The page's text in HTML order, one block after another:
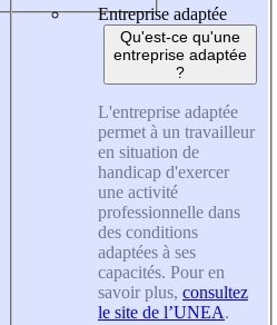
Entreprise adaptée
Qu'est-ce qu'une
entreprise adaptée
?
L'entreprise adaptée
permet à un travailleur
en situation de
handicap d'exercer
une activité
professionnelle dans
des conditions
adaptées à ses
capacités. Pour en
savoir plus, consultez
le site de l’UNEA.